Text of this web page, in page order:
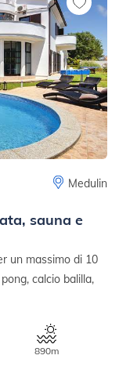
Medulin
sauna e
un massimo di 10
calcio balilla,
890m